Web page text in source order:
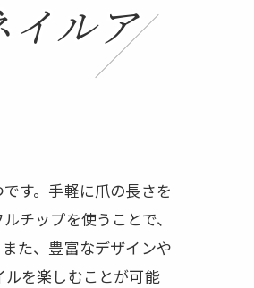
イルア
す。手軽に爪の長さを
チップを使うことで、
た、豊富なデザインや
を楽しむことが可能